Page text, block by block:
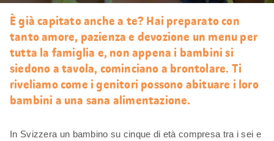
È già capitato anche a te? Hai preparato con
tanto amore, pazienza e devozione un menu per
tutta la famiglia e, non appena i bambini si
siedono a tavola, cominciano a brontolare. Ti
riveliamo come i genitori possono abituare i loro
bambini a una sana alimentazione.
In Svizzera un bambino su cinque di età compresa tra i sei e